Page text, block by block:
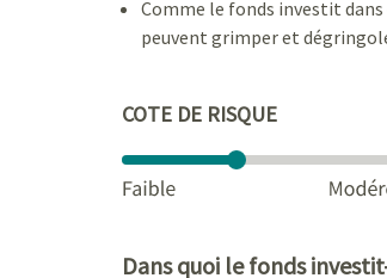
Comme le fonds investit
peuvent grimper et
COTE DE RISQUE
Dans quoi le fonds